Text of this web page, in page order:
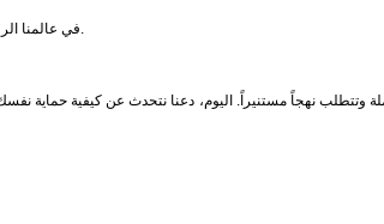
في عالمنا الرقمي اليوم، نواجه العديد من الإغراءات والمخاطر، خاصةً عندما يتعلق الأمر بالترفيه عبر الإنترنت.
وتتطلب نهجاً مستنيراً. اليوم، دعنا نتحدث عن كيفية حماية